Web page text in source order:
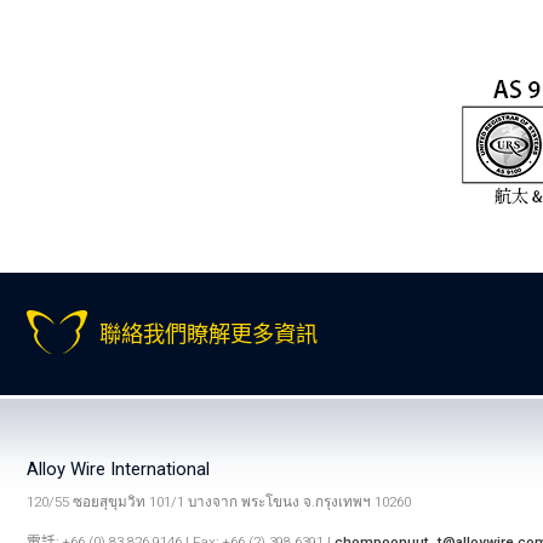
聯絡我們瞭解更多資訊
Alloy Wire International
120/55 ซอยสุขุมวิท 101/1 บางจาก พระโขนง จ.กรุงเทพฯ 10260